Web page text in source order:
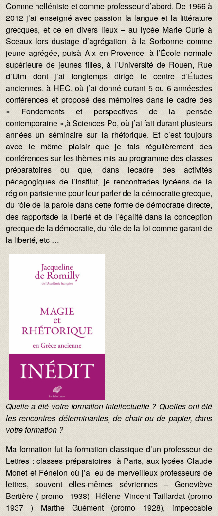
Comme helléniste et comme professeur d’abord. De 1966 à
2012 j’ai enseigné avec passion la langue et la littérature
grecques, et ce en divers lieux – au lycée Marie Curie à
Sceaux lors dustage d’agrégation, à la Sorbonne comme
jeune agrégée, puisà Aix en Provence, à l’École normale
supérieure de jeunes filles, à l’Université de Rouen, Rue
d’Ulm dont j’ai longtemps dirigé le centre d’Études
anciennes, à HEC, où j’ai donné durant 5 ou 6 annéesdes
conférences et proposé des mémoires dans le cadre des
« Fondements et perspectives de la pensée
contemporaine »,à Sciences Po, où j’ai fait durant plusieurs
années un séminaire sur la rhétorique. Et c’est toujours
avec le même plaisir que je fais régulièrement des
conférences sur les thèmes mis au programme des classes
préparatoires ou que, dans lecadre des activités
pédagogiques de l’Institut, je rencontredes lycéens de la
région parisienne pour leur parler de la démocratie grecque,
du rôle de la parole dans cette forme de démocratie directe,
des rapportsde la liberté et de l’égalité dans la conception
grecque de la démocratie, du rôle de la loi comme garant de
la liberté, etc …
Image :
Quelle a été votre formation intellectuelle ? Quelles ont été
les rencontres déterminantes, de chair ou de papier, dans
votre formation ?
Ma formation fut la formation classique d’un professeur de
Lettres : classes préparatoires à Paris, aux lycées Claude
Monet et Fénelon où j’ai eu de merveilleux professeurs de
lettres, souvent elles-mêmes sévriennes – Geneviève
Bertière ( promo 1938) Hélène Vincent Taillardat (promo
1937 ) Marthe Guément (promo 1928), impeccable